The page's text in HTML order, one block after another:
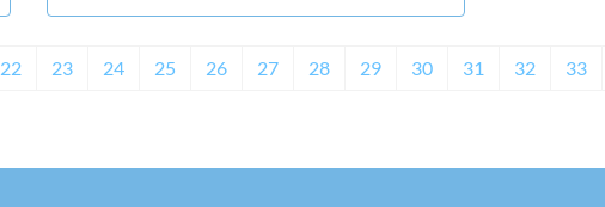
22 23 24 25 26 27 28 29 30 31 32 33